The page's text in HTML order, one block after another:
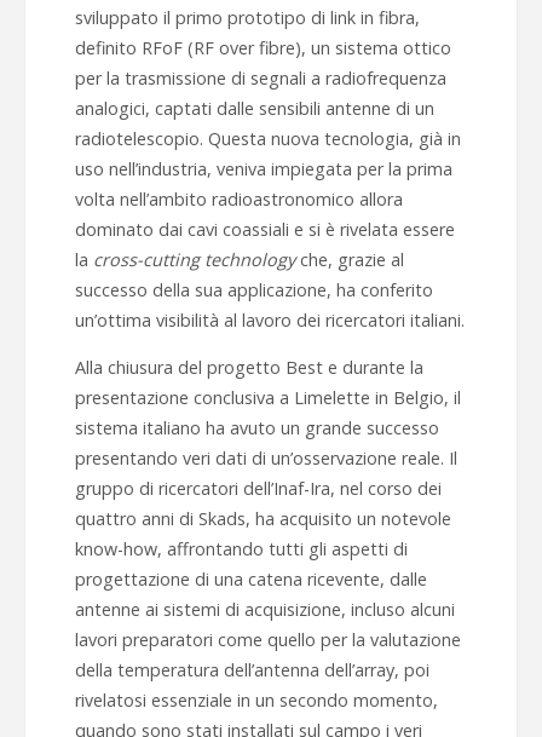
sviluppato il primo prototipo di link in fibra,
definito RFoF (RF over fibre), un sistema ottico
per la trasmissione di segnali a radiofrequenza
analogici, captati dalle sensibili antenne di un
radiotelescopio. Questa nuova tecnologia, già in
uso nell’industria, veniva impiegata per la prima
volta nell’ambito radioastronomico allora
dominato dai cavi coassiali e si è rivelata essere
la cross-cutting technologyche, grazie al
successo della sua applicazione, ha conferito
un’ottima visibilità al lavoro dei ricercatori italiani.
Alla chiusura del progetto Best e durante la
presentazione conclusiva a Limelette in Belgio, il
sistema italiano ha avuto un grande successo
presentando veri dati di un’osservazione reale. Il
gruppo di ricercatori dell’Inaf-Ira, nel corso dei
quattro anni di Skads, ha acquisito un notevole
know-how, affrontando tutti gli aspetti di
progettazione di una catena ricevente, dalle
antenne ai sistemi di acquisizione, incluso alcuni
lavori preparatori come quello per la valutazione
della temperatura dell’antenna dell’array, poi
rivelatosi essenziale in un secondo momento,
quando sono stati installati sul campo i veri